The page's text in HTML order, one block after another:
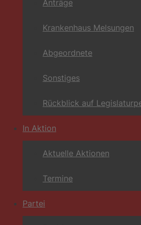
Anträge
Krankenhaus Melsungen
Abgeordnete
Sonstiges
Rückblick auf
In Aktion
Aktuelle Aktionen
Termine
Partei